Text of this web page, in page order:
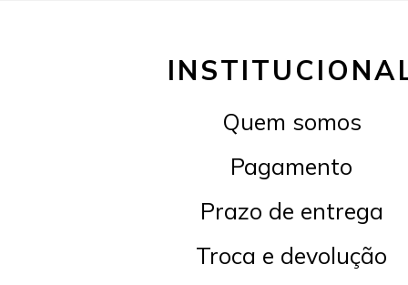
Quem somos
Pagamento
Prazo de entrega
Troca e devolução